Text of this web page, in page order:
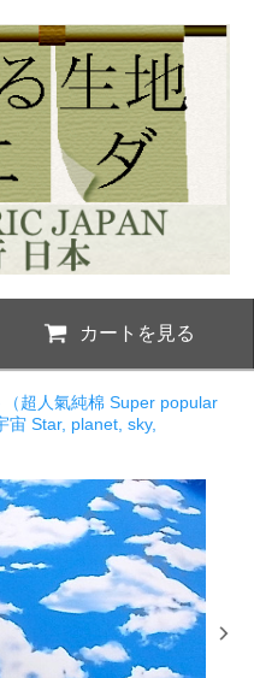
カートを見る
超人氣純棉 Super popular
宙 Star, planet, sky,